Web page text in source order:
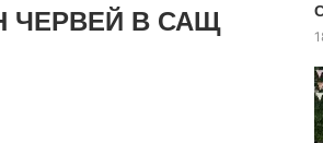
ЧЕРВЕЙ В САЩ